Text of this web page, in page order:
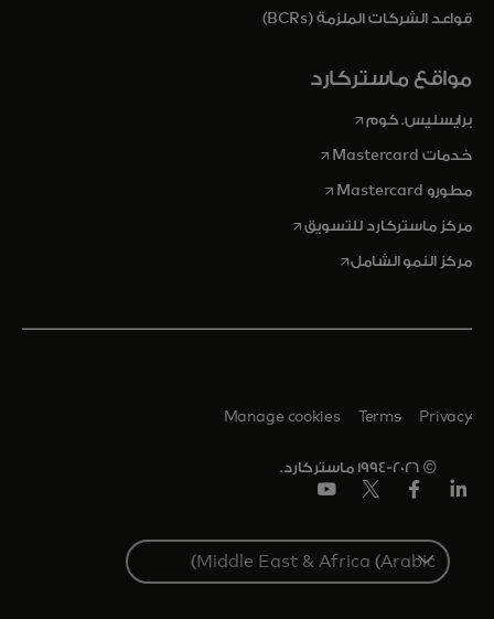
قواعد الشركات الملزمة (BCRs)
مواقع ماستركارد
برايسليس. كومopens in a new tab
خدمات Mastercard opens in a new tab
مطورو Mastercard opens in a new tab
مركز ماستركارد للتسويقopens in a new tab
مركز النمو الشاملopens in a new tab
© 1994-2026 ماستركارد.
Privacy
Terms
Manage cookies
Select
a
country